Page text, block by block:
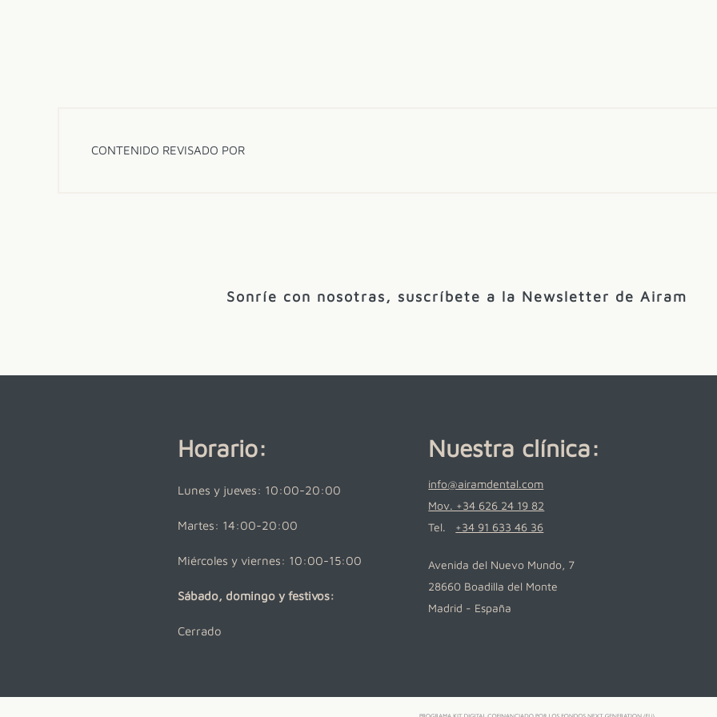
CONTENIDO REVISADO POR
Sonríe con nosotras, suscríbete a la Newsletter de Airam
Horario:
Lunes y jueves: 10:00-20:00
Martes: 14:00-20:00
Miércoles y viernes: 10:00-15:00
Sábado, domingo y festivos:
Cerrado
Nuestra clínica:
info@airamdental.com
Mov. +34 626 24 19 82
Tel. +34 91 633 46 36
Avenida del Nuevo Mundo, 7
28660 Boadilla del Monte
Madrid - España